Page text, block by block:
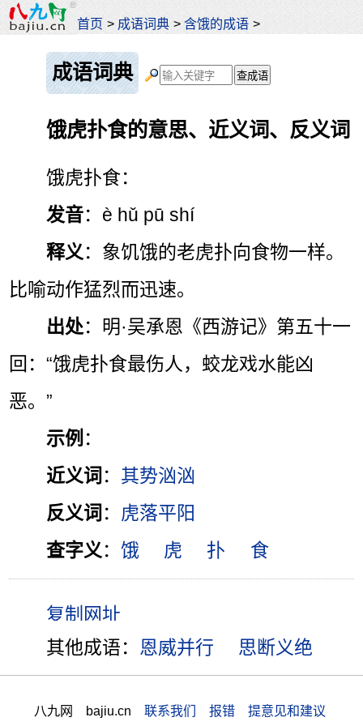
首页 > 成语词典 >含饿的成语 >
成语词典
饿虎扑食的意思、近义词、反义词
饿虎扑食：
发音：è hǔ pū shí
释义 ：象饥饿的老虎扑向食物一样。
比喻动作猛烈而迅速。
出处：明·吴承恩《西游记》第五十一
回：“饿虎扑食最伤人，蛟龙戏水能凶
恶。”
示例 ：
近义词 ： 其势汹汹
反义词 ： 虎落平阳
查字义 ：饿 虎 扑 食
其他成语： 恩威并行 思断义绝
八九网 bajiu.cn 联系我们 报错 提意见和建议